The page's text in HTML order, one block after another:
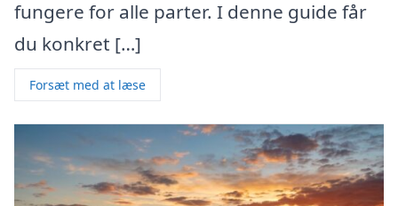
fungere for alle parter. I denne guide får
du konkret […]
Forsæt med at læse